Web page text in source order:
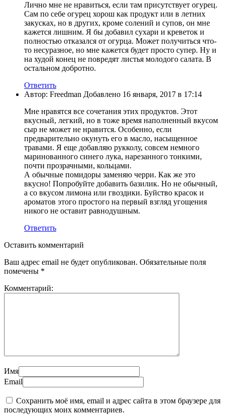
Лично мне не нравиться, если там присутствует огурец.
Сам по себе огурец хорош как продукт или в летних
закусках, но в других, кроме солений и супов, он мне
кажется лишним. Я бы добавил сухари и креветок и
полностью отказался от огурца. Может получиться что-
то несуразное, но мне кажется будет просто супер. Ну и
на худой конец не повредят листья молодого салата. В
остальном добротно.
Ответить
Автор: Freedman Добавлено 16 января, 2017 в 17:14
Мне нравятся все сочетания этих продуктов. Этот
вкусный, легкий, но в тоже время наполненный вкусом
сыр не может не нравится. Особенно, если
предварительно окунуть его в масло, насыщенное
травами. Я еще добавляю рукколу, совсем немного
маринованного синего лука, нарезанного тонкими,
почти прозрачными, кольцами.
А обычные помидоры заменяю черри. Как же это
вкусно! Попробуйте добавить базилик. Но не обычный,
а со вкусом лимона или гвоздики. Буйство красок и
ароматов этого простого на первый взгляд угощения
никого не оставит равнодушным.
Ответить
Оставить комментарий
Ваш адрес email не будет опубликован. Обязательные поля
помечены *
Комментарий:
Имя
Email
Сохранить моё имя, email и адрес сайта в этом браузере для
последующих моих комментариев.